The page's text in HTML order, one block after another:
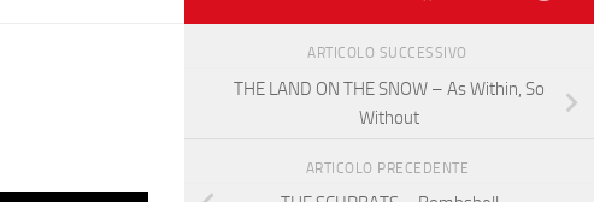
ARTICOLO SUCCESSIVO
THE LAND ON THE SNOW – As Within, So
Without
ARTICOLO PRECEDENTE